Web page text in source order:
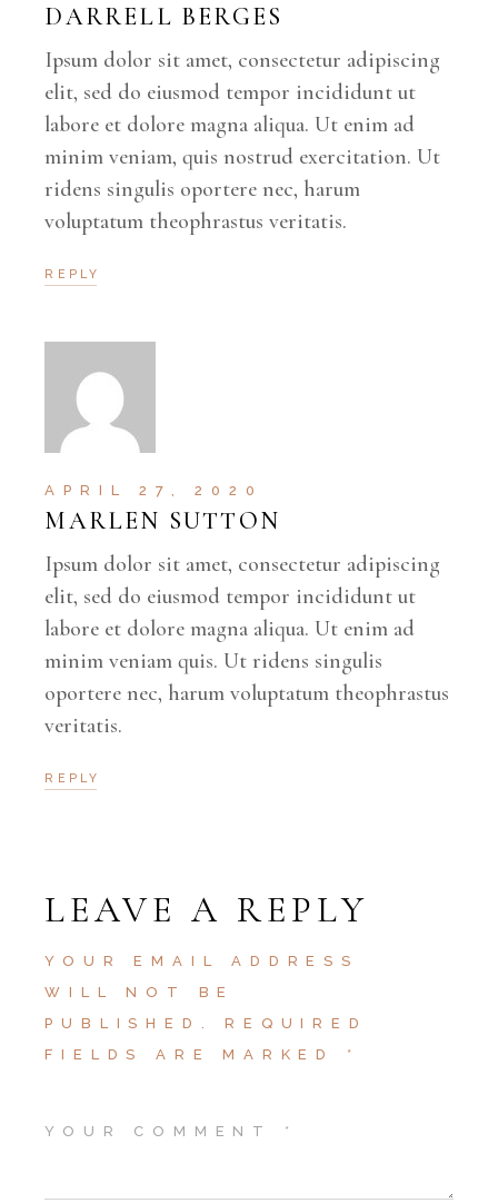
DARRELL BERGES
Ipsum dolor sit amet, consectetur adipiscing
elit, sed do eiusmod tempor incididunt ut
labore et dolore magna aliqua. Ut enim ad
minim veniam, quis nostrud exercitation. Ut
ridens singulis oportere nec, harum
voluptatum theophrastus veritatis.
REPLY
APRIL 27, 2020
MARLEN SUTTON
Ipsum dolor sit amet, consectetur adipiscing
elit, sed do eiusmod tempor incididunt ut
labore et dolore magna aliqua. Ut enim ad
minim veniam quis. Ut ridens singulis
oportere nec, harum voluptatum theophrastus
veritatis.
REPLY
LEAVE A REPLY
YOUR EMAIL ADDRESS
WILL NOT BE
PUBLISHED.
REQUIRED
FIELDS ARE MARKED *